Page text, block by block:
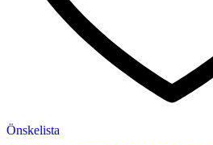
Önskelista